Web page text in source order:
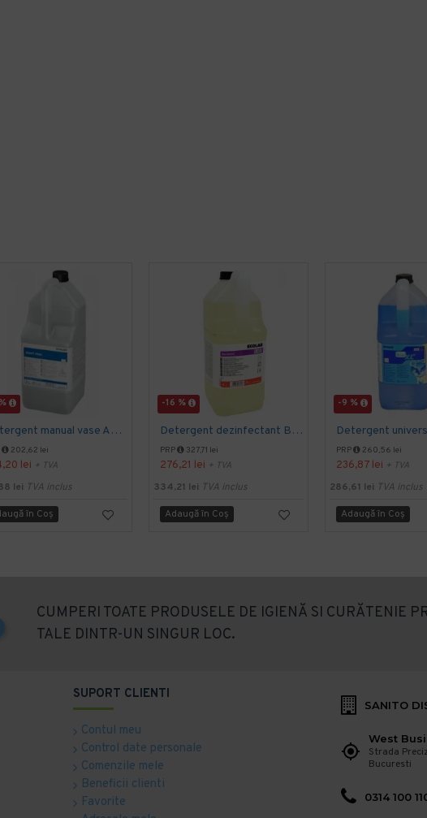
Detergent manual vase ASSERT CLEAN 5L Ecolab - Ecologic
202,62 lei
lei + TVA
lei TVA inclus
în Coş
-16 %
Detergent dezinfectant BACSPECIAL EL 500 5L Ecolab
PRP 327,71 lei
276,21 lei + TVA
334,21 lei TVA inclus
Adaugă în Coş
-9 %
PRP 260,56 lei
236,87 lei + TVA
286,61 lei TVA inclus
Adaugă în Coş
CUMPERI TOATE PRODUSELE DE IGIENĂ SI CURĂTENIE
TALE DINTR-UN SINGUR LOC.
SUPORT CLIENTI
Contul meu
Control date personale
Comenzile mele
Beneficii clienti
Favorite
SANITO
West
Strada
Bucuresti
0314 100